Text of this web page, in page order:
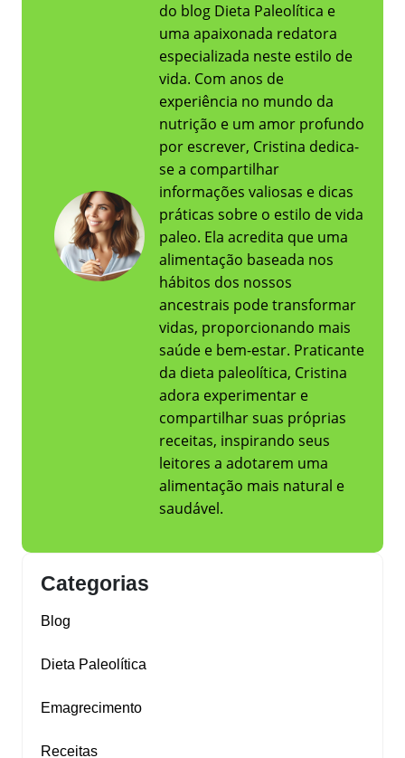
do blog Dieta Paleolítica e
uma apaixonada redatora
especializada neste estilo de
vida. Com anos de
experiência no mundo da
nutrição e um amor profundo
por escrever, Cristina dedica-
se a compartilhar
informações valiosas e dicas
práticas sobre o estilo de vida
paleo. Ela acredita que uma
alimentação baseada nos
hábitos dos nossos
ancestrais pode transformar
vidas, proporcionando mais
saúde e bem-estar. Praticante
da dieta paleolítica, Cristina
adora experimentar e
compartilhar suas próprias
receitas, inspirando seus
leitores a adotarem uma
alimentação mais natural e
saudável.
Categorias
Blog
Dieta Paleolítica
Emagrecimento
Receitas